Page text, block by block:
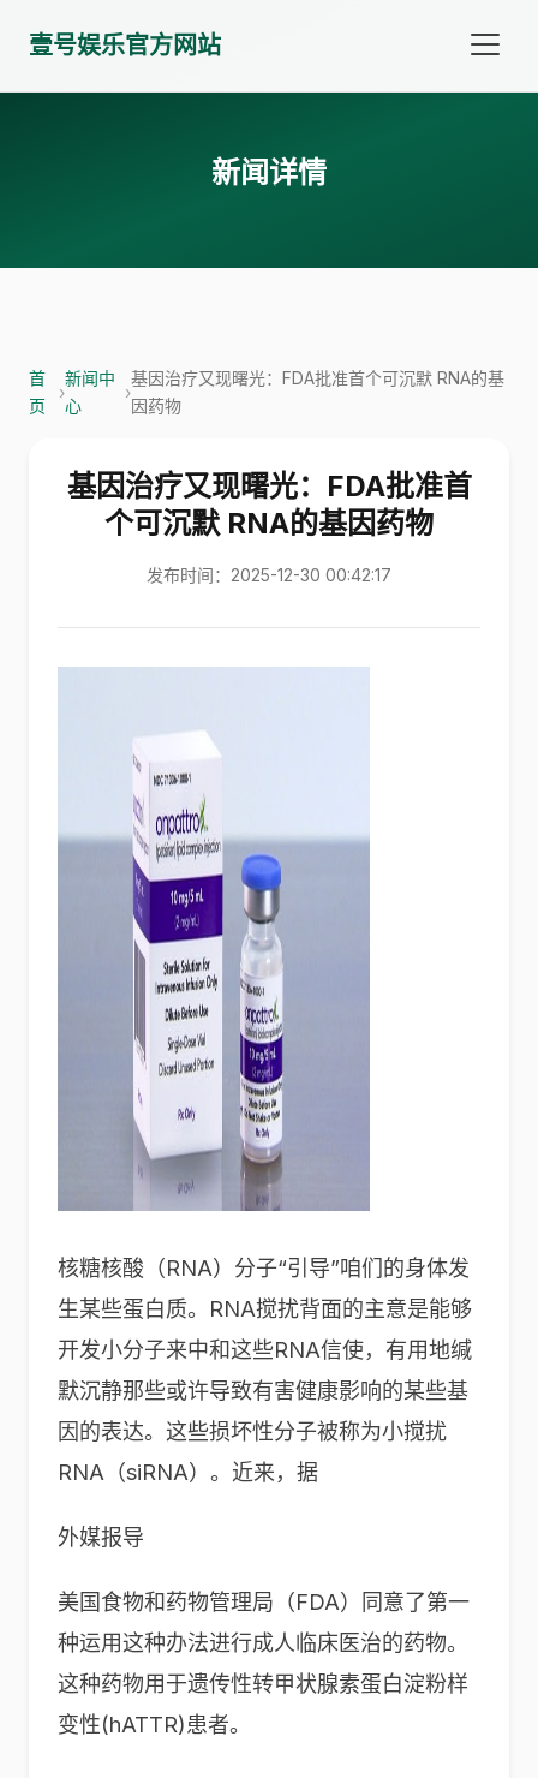
壹号娱乐官方网站
新闻详情
首
页
›
新闻中
心
›
基因治疗又现曙光：FDA批准首个可沉默 RNA的基
因药物
基因治疗又现曙光：FDA批准首
个可沉默 RNA的基因药物
发布时间：2025-12-30 00:42:17
核糖核酸（RNA）分子“引导”咱们的身体发
生某些蛋白质。RNA搅扰背面的主意是能够
开发小分子来中和这些RNA信使，有用地缄
默沉静那些或许导致有害健康影响的某些基
因的表达。这些损坏性分子被称为小搅扰
RNA（siRNA）。近来，据
外媒报导
美国食物和药物管理局（FDA）同意了第一
种运用这种办法进行成人临床医治的药物。
这种药物用于遗传性转甲状腺素蛋白淀粉样
变性(hATTR)患者。